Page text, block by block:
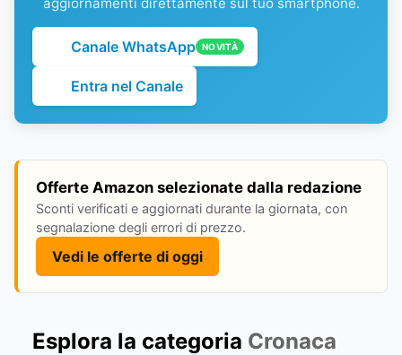
Canale WhatsApp NOVITÀ
Entra nel Canale
Offerte Amazon selezionate dalla redazione
Sconti verificati e aggiornati durante la giornata, con
segnalazione degli errori di prezzo.
Vedi le offerte di oggi
Esplora la categoria Cronaca